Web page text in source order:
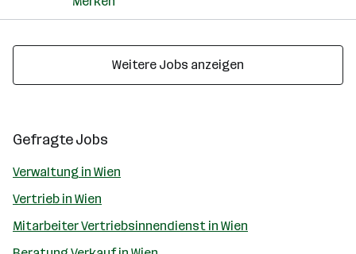
Weitere Jobs anzeigen
Gefragte Jobs
Verwaltung in Wien
Vertrieb in Wien
Mitarbeiter Vertriebsinnendienst in Wien